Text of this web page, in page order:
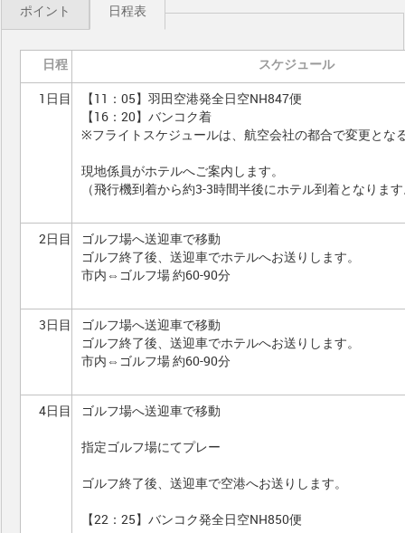
ポイント 日程表
日程
スケジュール
1日目
【11：05】羽田空港発全日空NH847便
【16：20】バンコク着
※フライトスケジュールは、航空会社の都合で変更とな
現地係員がホテルへご案内します。
（飛行機到着から約3-3時間半後にホテル到着となりま
2日目
ゴルフ場へ送迎車で移動
ゴルフ終了後、送迎車でホテルへお送りします。
市内⇔ゴルフ場 約60-90分
3日目
ゴルフ場へ送迎車で移動
ゴルフ終了後、送迎車でホテルへお送りします。
市内⇔ゴルフ場 約60-90分
4日目 ゴルフ場へ送迎車で移動
指定ゴルフ場にてプレー
ゴルフ終了後、送迎車で空港へお送りします。
【22：25】バンコク発全日空NH850便